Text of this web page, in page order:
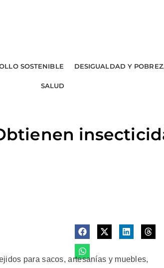
SOSTENIBLE DESIGUALDAD Y
SALUD
para sacos, artesanías y muebles,